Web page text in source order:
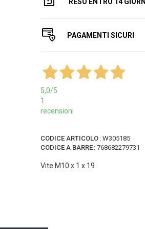
PAGAMENTI SICURI
5,0/5
1
recensioni
CODICE ARTICOLO : W305185
CODICE A BARRE : 768682279731
Vite M10 x 1 x 19